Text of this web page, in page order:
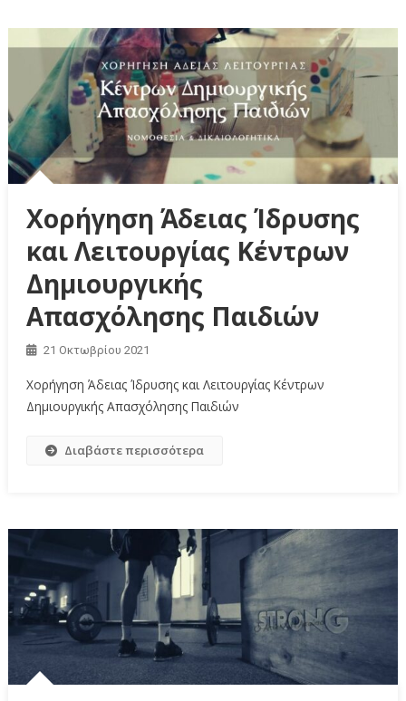
Χορήγηση Άδειας Ίδρυσης
και Λειτουργίας Κέντρων
Δημιουργικής
Απασχόλησης Παιδιών
21 Οκτωβρίου 2021
Χορήγηση Άδειας Ίδρυσης και Λειτουργίας Κέντρων
Δημιουργικής Απασχόλησης Παιδιών
Διαβάστε περισσότερα